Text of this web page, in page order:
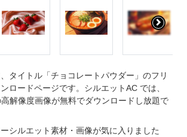
タイトル「チョコレートパウダー」のフリ
ロードページです。シルエットAC では、
解像度画像が無料でダウンロードし放題で
シルエット素材・画像が気に入りました